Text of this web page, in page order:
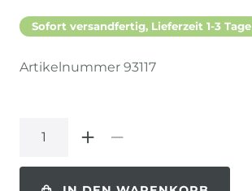
Sofort versandfertig, Lieferzeit 1-3 Tage
Artikelnummer 93117